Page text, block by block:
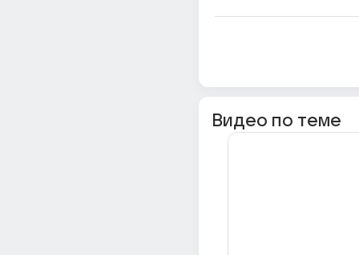
Видео по теме